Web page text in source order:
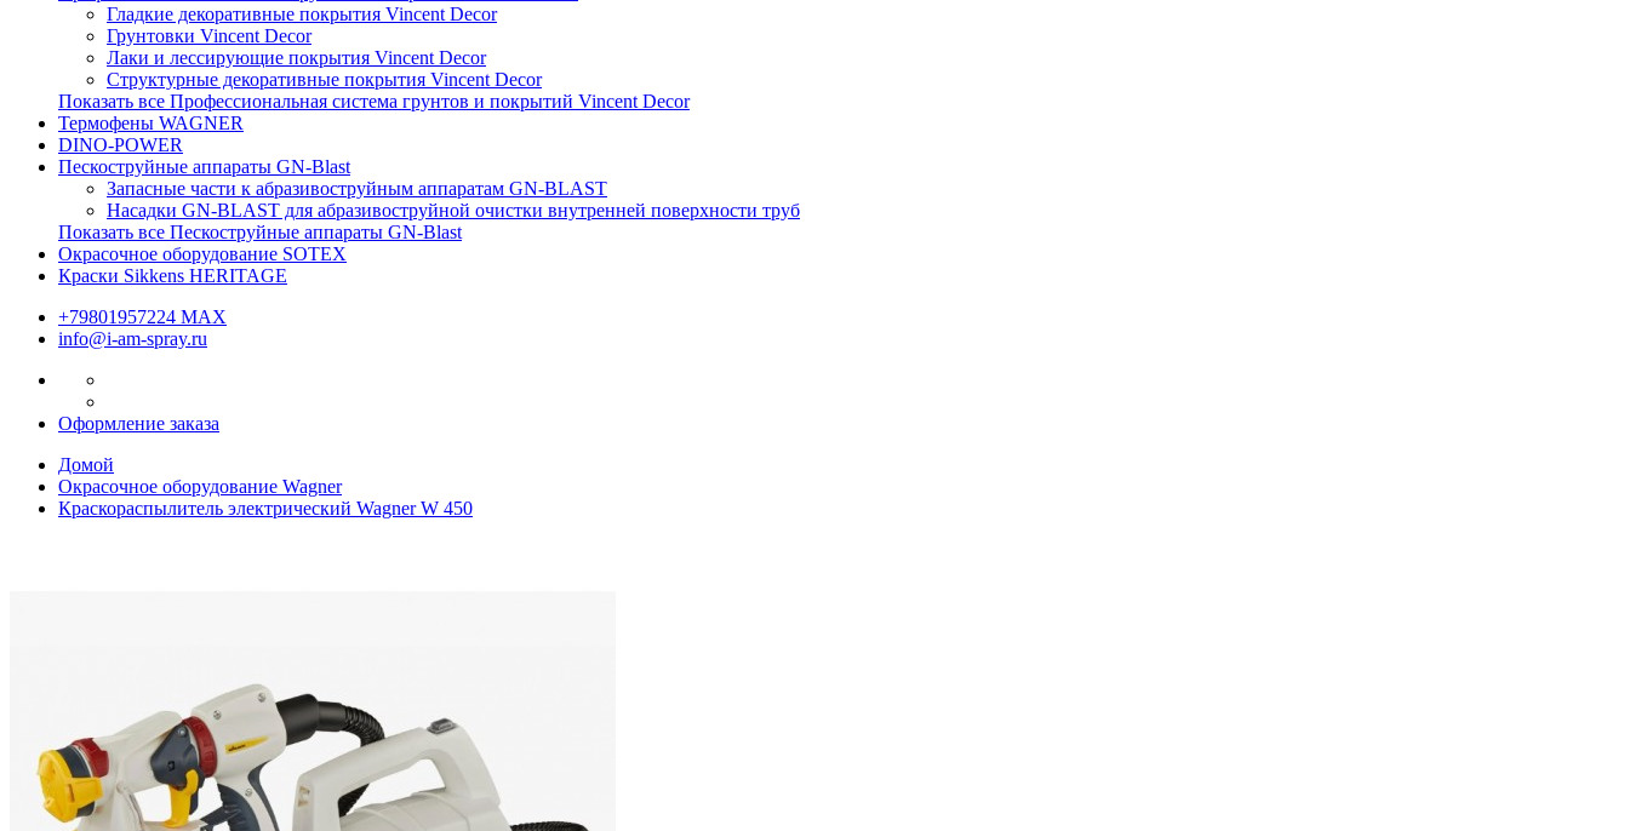
Гладкие декоративные покрытия Vincent Decor
Грунтовки Vincent Decor
Лаки и лессирующие покрытия Vincent Decor
Структурные декоративные покрытия Vincent Decor
Показать все Профессиональная система грунтов и покрытий Vincent Decor
Термофены WAGNER
DINO-POWER
Пескоструйные аппараты GN-Blast
Запасные части к абразивоструйным аппаратам GN-BLAST
Насадки GN-BLAST для абразивоструйной очистки внутренней поверхности труб
Показать все Пескоструйные аппараты GN-Blast
Окрасочное оборудование SOTEX
Краски Sikkens HERITAGE
+79801957224 МАХ
info@i-am-spray.ru
Оформление заказа
Домой
Окрасочное оборудование Wagner
Краскораспылитель электрический Wagner W 450